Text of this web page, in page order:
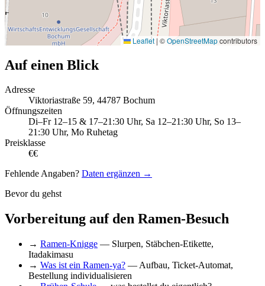
Leaflet| ©OpenStreetMapcontributors
Auf einen Blick
Adresse
Viktoriastraße 59, 44787 Bochum
Öffnungszeiten
Di–Fr 12–15 & 17–21:30 Uhr, Sa 12–21:30 Uhr, So 13–
21:30 Uhr, Mo Ruhetag
Preisklasse
€€
Fehlende Angaben? Daten ergänzen →
Bevor du gehst
Vorbereitung auf den Ramen-Besuch
→ Ramen-Knigge — Slurpen, Stäbchen-Etikette,
Itadakimasu
→ Was ist ein Ramen-ya? — Aufbau, Ticket-Automat,
Bestellung individualisieren